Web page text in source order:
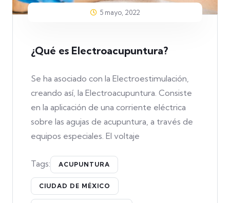
5 mayo, 2022
¿Qué es Electroacupuntura?
Se ha asociado con la Electroestimulación,
creando así, la Electroacupuntura. Consiste
en la aplicación de una corriente eléctrica
sobre las agujas de acupuntura, a través de
equipos especiales. El voltaje
Tags: ACUPUNTURA
CIUDAD DE MÉXICO